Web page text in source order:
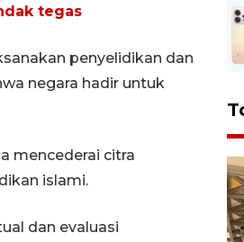
tegas
penyelidikan dan
negara hadir untuk
mencederai citra
islami.
dan evaluasi